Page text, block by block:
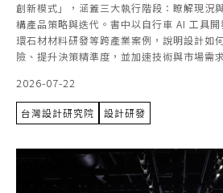
創新模式」，涵蓋三大執行階段：瞭解現況
構產品策略與迭代。書中以自行車 AI 工具
環石材材料研發等跨產業案例，說明設計如
險、提升決策精準度，並加速技術與市場需
2026-07-22
台灣設計研究院 設計研發